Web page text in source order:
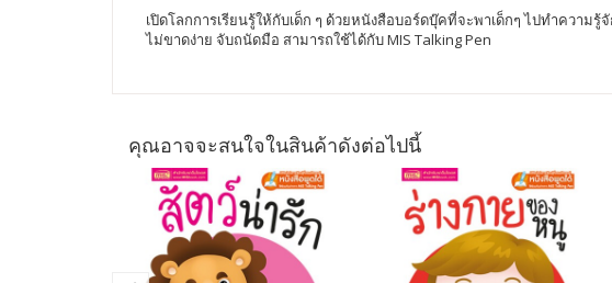
เปิดโลกการเรียนรู้ให้กับเด็ก ๆ ด้วยหนังสือบอร์ดบุ๊คที่จะพาเด็กๆ ไปทำควา
ไม่ขาดง่าย จับถนัดมือ สามารถใช้ได้กับ MIS Talking Pen
คุณอาจจะสนใจในสินค้าดังต่อไปนี้